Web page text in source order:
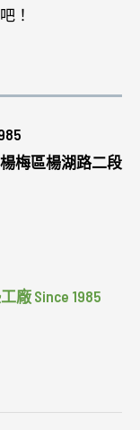
！
梅區楊湖路二段
廠 Since 1985